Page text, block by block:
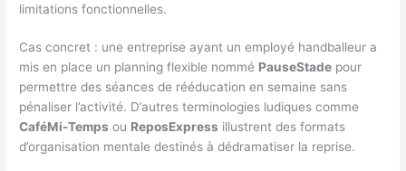
limitations fonctionnelles.
Cas concret : une entreprise ayant un employé handballeur a
mis en place un planning flexible nommé PauseStade pour
permettre des séances de rééducation en semaine sans
pénaliser l’activité. D’autres terminologies ludiques comme
CaféMi-Temps ou ReposExpress illustrent des formats
d’organisation mentale destinés à dédramatiser la reprise.